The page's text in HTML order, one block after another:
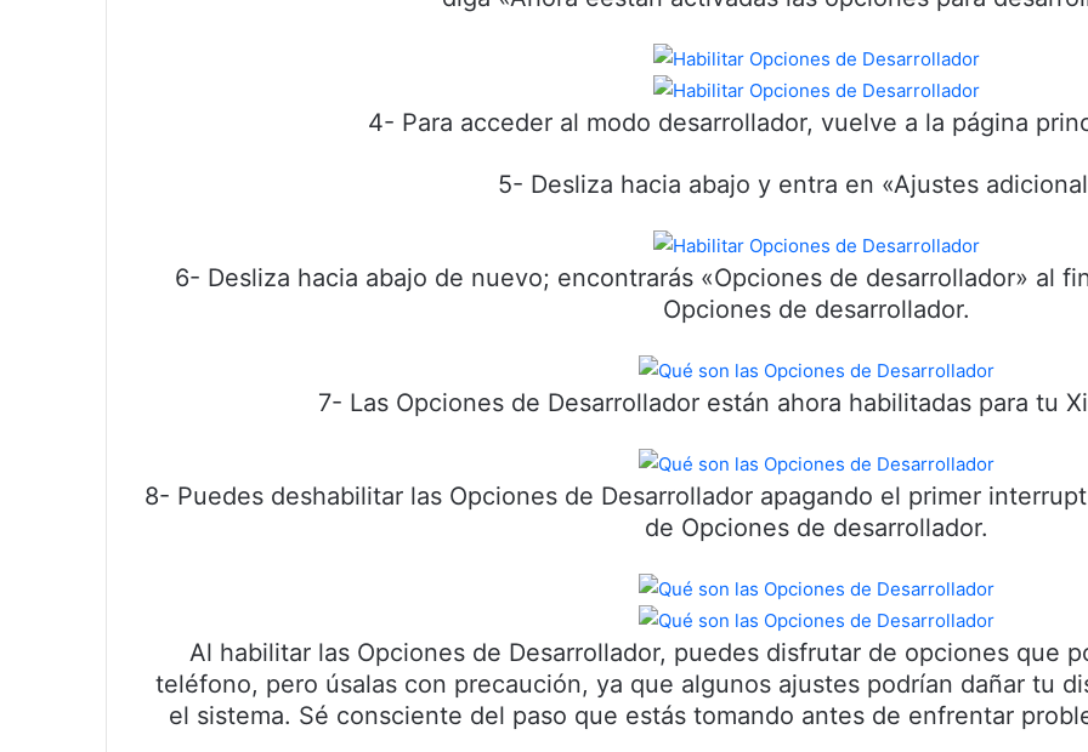
4- Para acceder al modo desarrollador, vuelve a la página
5- Desliza hacia abajo y entra en «Ajustes
6- Desliza hacia abajo de nuevo; encontrarás «Opciones de desarrollador» al
Opciones de desarrollador.
7- Las Opciones de Desarrollador están ahora habilitadas para tu
8- Puedes deshabilitar las Opciones de Desarrollador apagando el primer
de Opciones de desarrollador.
Al habilitar las Opciones de Desarrollador, puedes disfrutar de opciones que
teléfono, pero úsalas con precaución, ya que algunos ajustes podrían dañar tu
el sistema. Sé consciente del paso que estás tomando antes de enfrentar